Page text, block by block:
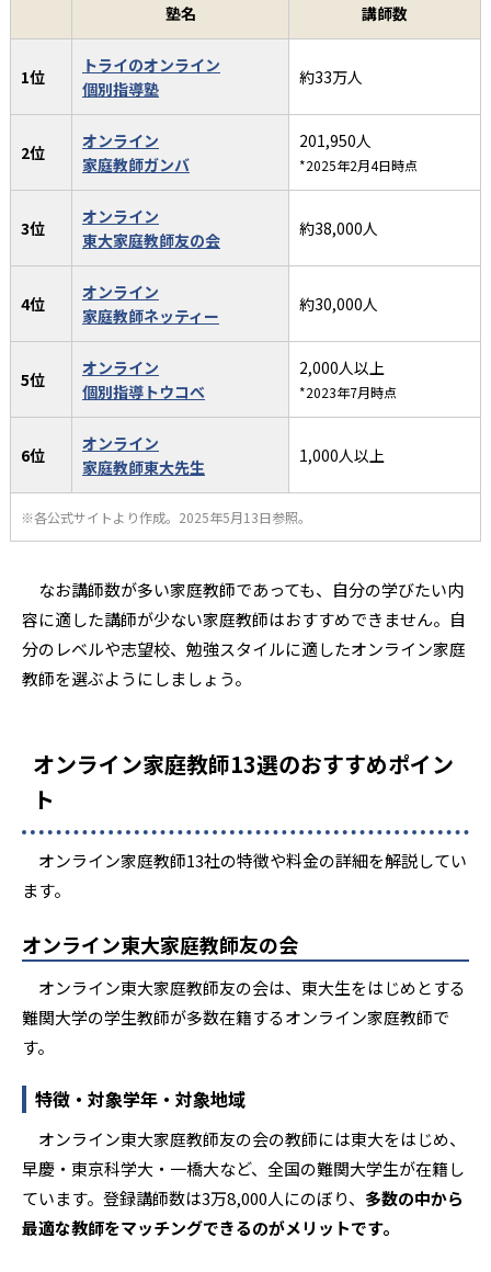
塾名 講師数
1位
トライのオンライン
個別指導塾
約33万人
2位
オンライン
家庭教師ガンバ
201,950人
*2025年2月4日時点
3位
オンライン
東大家庭教師友の会
約38,000人
4位
オンライン
家庭教師ネッティー
約30,000人
5位
オンライン
個別指導トウコべ
2,000人以上
*2023年7月時点
6位
オンライン
家庭教師東大先生
1,000人以上
※各公式サイトより作成。2025年5月13日参照。
なお講師数が多い家庭教師であっても、自分の学びたい内
容に適した講師が少ない家庭教師はおすすめできません。自
分のレベルや志望校、勉強スタイルに適したオンライン家庭
教師を選ぶようにしましょう。
オンライン家庭教師13選のおすすめポイン
ト
オンライン家庭教師13社の特徴や料金の詳細を解説してい
ます。
オンライン東大家庭教師友の会
オンライン東大家庭教師友の会は、東大生をはじめとする
難関大学の学生教師が多数在籍するオンライン家庭教師で
す。
特徴・対象学年・対象地域
オンライン東大家庭教師友の会の教師には東大をはじめ、
早慶・東京科学大・一橋大など、全国の難関大学生が在籍し
ています。登録講師数は3万8,000人にのぼり、 多数の中から
最適な教師をマッチングできるのがメリットです。